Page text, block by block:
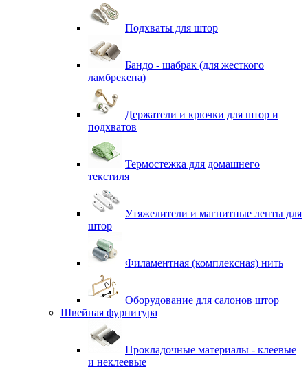
Подхваты для штор
Бандо - шабрак (для жесткого
ламбрекена)
Держатели и крючки для штор и
подхватов
Термостежка для домашнего
текстиля
Утяжелители и магнитные ленты для
штор
Филаментная (комплексная) нить
Оборудование для салонов штор
Швейная фурнитура
Прокладочные материалы - клеевые
и неклеевые